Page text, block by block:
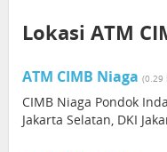
Lokasi ATM
ATM CIMB Niaga (0.29
CIMB Niaga Pondok
Jakarta Selatan, DKI